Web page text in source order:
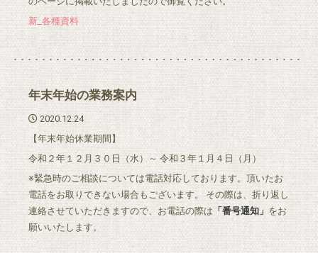
新_各種資料
年末年始の業務案内
2020.12.24
【年末年始休業期間】
令和２年１２月３０日（水）～ 令和３年１月４日（月）
※緊急時のご相談については電話対応しております。頂いたお
電話をお取りできない場合もございます。 その際は、折り返し
連絡させていただきますので、お電話の際は 「番号通知」 をお
願いいたします。